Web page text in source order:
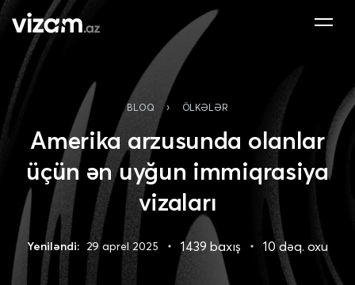
BLOQ › ÖLKƏLƏR
Amerika arzusunda olanlar
üçün ən uyğun immiqrasiya
vizaları
Yeniləndi: 29 aprel 2025 1439 baxış 10 dəq. oxu